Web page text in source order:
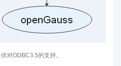
对ODBC3.5的支持。